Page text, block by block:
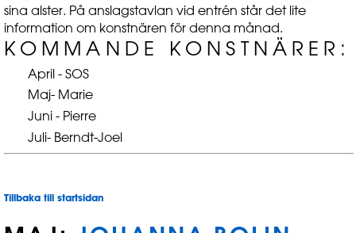
sina alster. På anslagstavlan vid entrén står det lite
information om konstnären för denna månad.
KOMMANDE KONSTNÄRER:
April - SOS
Maj- Marie
Juni - Pierre
Juli- Berndt-Joel
Tillbaka till startsidan